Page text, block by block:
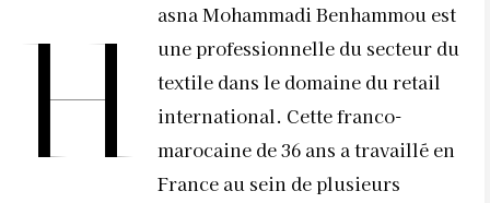
H
asna Mohammadi Benhammou est
une professionnelle du secteur du
textile dans le domaine du retail
international. Cette franco-
marocaine de 36 ans a travaillé en
France au sein de plusieurs